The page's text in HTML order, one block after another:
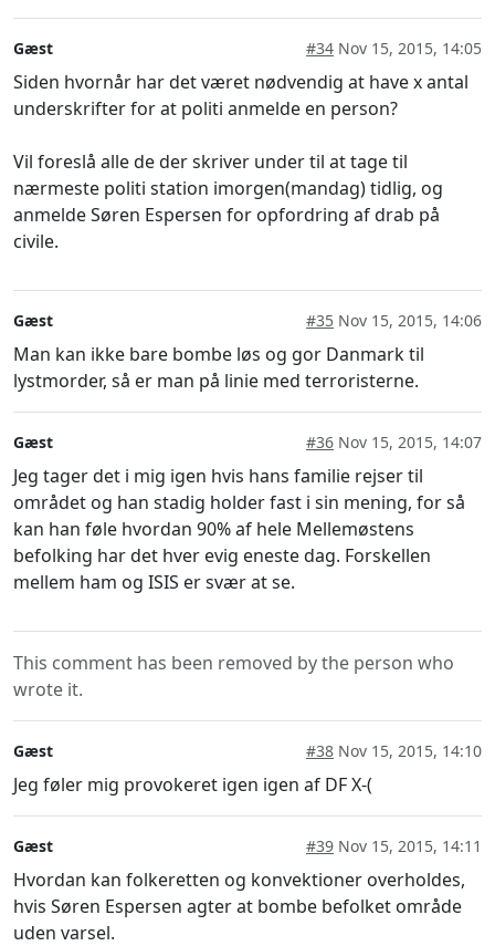
Gæst #34 Nov 15, 2015, 14:05
Siden hvornår har det været nødvendig at have x antal
underskrifter for at politi anmelde en person?
Vil foreslå alle de der skriver under til at tage til
nærmeste politi station imorgen(mandag) tidlig, og
anmelde Søren Espersen for opfordring af drab på
civile.
Gæst #35 Nov 15, 2015, 14:06
Man kan ikke bare bombe løs og gor Danmark til
lystmorder, så er man på linie med terroristerne.
Gæst #36 Nov 15, 2015, 14:07
Jeg tager det i mig igen hvis hans familie rejser til
området og han stadig holder fast i sin mening, for så
kan han føle hvordan 90% af hele Mellemøstens
befolking har det hver evig eneste dag. Forskellen
mellem ham og ISIS er svær at se.
This comment has been removed by the person who
wrote it.
Gæst #38 Nov 15, 2015, 14:10
Jeg føler mig provokeret igen igen af DF X-(
Gæst #39 Nov 15, 2015, 14:11
Hvordan kan folkeretten og konvektioner overholdes,
hvis Søren Espersen agter at bombe befolket område
uden varsel.